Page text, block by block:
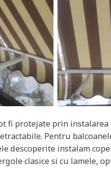
fi protejate prin
Pentru
descoperite instalam
clasice si cu lamele,